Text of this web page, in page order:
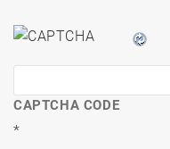
CAPTCHA CODE
*